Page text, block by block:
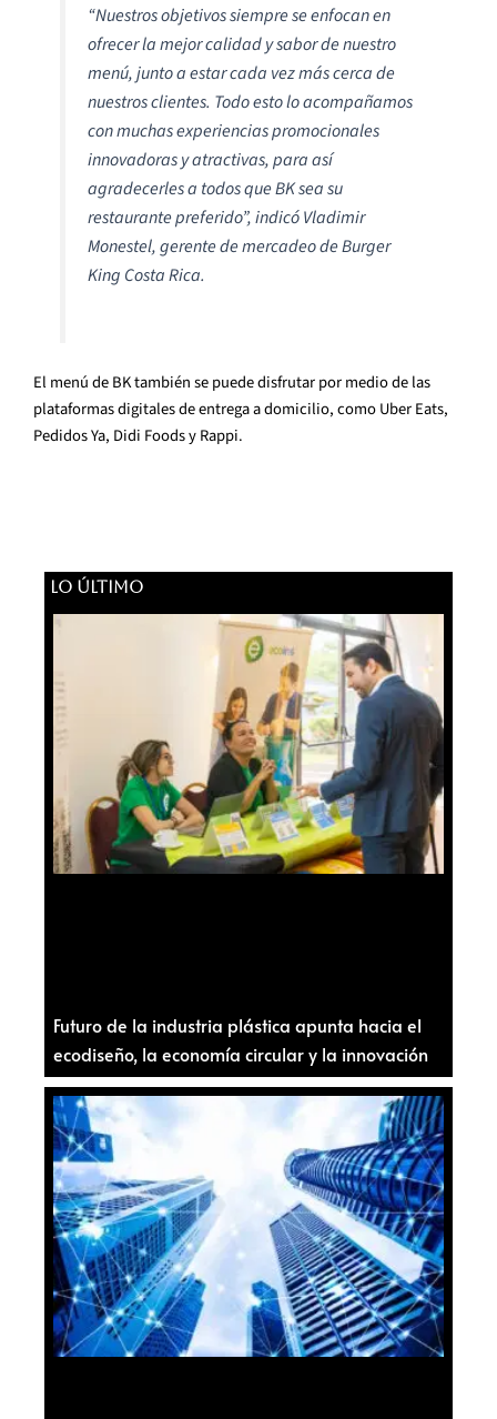
“Nuestros objetivos siempre se enfocan en
ofrecer la mejor calidad y sabor de nuestro
menú, junto a estar cada vez más cerca de
nuestros clientes. Todo esto lo acompañamos
con muchas experiencias promocionales
innovadoras y atractivas, para así
agradecerles a todos que BK sea su
restaurante preferido”, indicó Vladimir
Monestel, gerente de mercadeo de Burger
King Costa Rica.
El menú de BK también se puede disfrutar por medio de las
plataformas digitales de entrega a domicilio, como Uber Eats,
Pedidos Ya, Didi Foods y Rappi.
LO ÚLTIMO
Futuro de la industria plástica apunta hacia el
ecodiseño, la economía circular y la innovación